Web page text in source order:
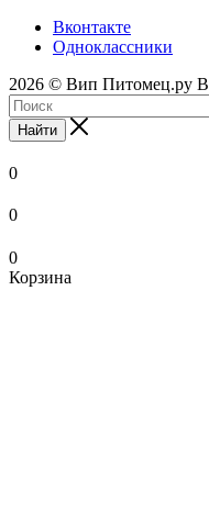
Вконтакте
Одноклассники
2026 © Вип Питомец.ру
Найти
0
0
0
Корзина